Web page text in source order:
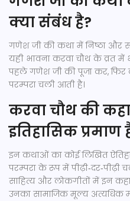
क्या संबंध है?
गणेश जी की कथा में निष्ठा और
यही भावना करवा चौथ के व्रत में
पहले गणेश जी की पूजा कर, फिर
परम्परा चली आती है।
करवा चौथ की
इतिहासिक प्रमाण
इन कथाओं का कोई लिखित
परम्परा के रूप में पीढ़ी‑दर‑पीढ़ी
साहित्य और लोकगीतों में इन
उनका सामाजिक मूल्य अत्यधिक